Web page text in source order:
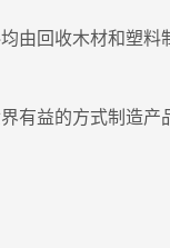
由回收木材和塑
有益的方式制造